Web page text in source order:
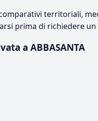
territoriali,
prima di richiedere
a ABBASANTA